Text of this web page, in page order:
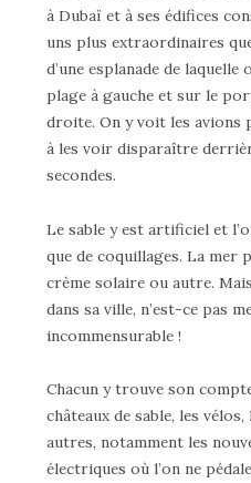
à Dubaï et à ses édifices
uns plus extraordinaires
d’une esplanade de
plage à gauche et sur le
droite. On y voit les avions
à les voir disparaître
secondes.
Le sable y est artificiel et
que de coquillages. La mer
crème solaire ou autre.
dans sa ville, n’est-ce pas
incommensurable !
Chacun y trouve son
châteaux de sable, les
autres, notamment les
électriques où l’on ne